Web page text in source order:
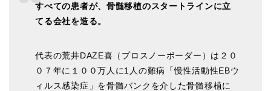
すべての患者が、骨髄移植のスタートラインに立
てる会社を造る。
代表の荒井DAZE喜（プロスノーボーダー）は２０
０７年に１００万人に1人の難病「慢性活動性EBウ
ィルス感染症」を骨髄バンクを介した骨髄移植に